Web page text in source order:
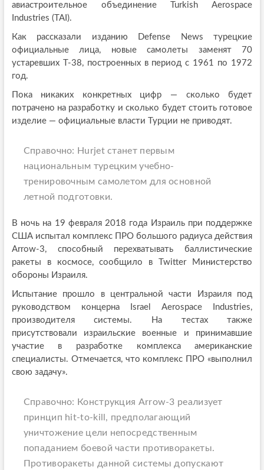
авиастроительное объединение Turkish Aerospace
Industries (TAI).
Как рассказали изданию Defense News турецкие
официальные лица, новые самолеты заменят 70
устаревших Т-38, построенных в период с 1961 по 1972
год.
Пока никаких конкретных цифр — сколько будет
потрачено на разработку и сколько будет стоить готовое
изделие — официальные власти Турции не приводят.
Справочно: Hurjet станет первым
национальным турецким учебно-
тренировочным самолетом для основной
летной подготовки.
В ночь на 19 февраля 2018 года Израиль при поддержке
США испытал комплекс ПРО большого радиуса действия
Arrow-3, способный перехватывать баллистические
ракеты в космосе, сообщило в Twitter Министерство
обороны Израиля.
Испытание прошло в центральной части Израиля под
руководством концерна Israel Aerospace Industries,
производителя системы. На тестах также
присутствовали израильские военные и принимавшие
участие в разработке комплекса американские
специалисты. Отмечается, что комплекс ПРО «выполнил
свою задачу».
Справочно: Конструкция Arrow-3 реализует
принцип hit-to-kill, предполагающий
уничтожение цели непосредственным
попаданием боевой части противоракеты.
Противоракеты данной системы допускают